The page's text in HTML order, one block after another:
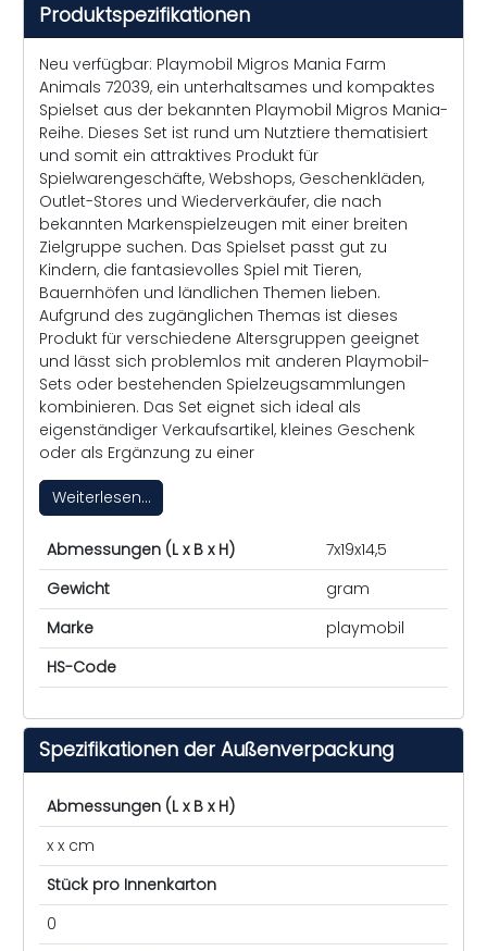
Produktspezifikationen
Neu verfügbar: Playmobil Migros Mania Farm
Animals 72039, ein unterhaltsames und kompaktes
Spielset aus der bekannten Playmobil Migros Mania-
Reihe. Dieses Set ist rund um Nutztiere thematisiert
und somit ein attraktives Produkt für
Spielwarengeschäfte, Webshops, Geschenkläden,
Outlet-Stores und Wiederverkäufer, die nach
bekannten Markenspielzeugen mit einer breiten
Zielgruppe suchen. Das Spielset passt gut zu
Kindern, die fantasievolles Spiel mit Tieren,
Bauernhöfen und ländlichen Themen lieben.
Aufgrund des zugänglichen Themas ist dieses
Produkt für verschiedene Altersgruppen geeignet
und lässt sich problemlos mit anderen Playmobil-
Sets oder bestehenden Spielzeugsammlungen
kombinieren. Das Set eignet sich ideal als
eigenständiger Verkaufsartikel, kleines Geschenk
oder als Ergänzung zu einer
Weiterlesen...
Abmessungen (L x B x H)
7x19x14,5
Gewicht
gram
Marke
playmobil
HS-Code
Spezifikationen der Außenverpackung
Abmessungen (L x B x H)
x x cm
Stück pro Innenkarton
0